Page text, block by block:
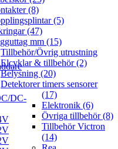
DC-
(8)
(5)
(47)
mm (15)
Tillbehör/Övrig utrustning
Elcyklar & tillbehör (2)
Belysning (20)
Detektorer timers sensorer
(17)
Elektronik (6)
Övriga tillbehör (8)
Tillbehör Victron
(14)